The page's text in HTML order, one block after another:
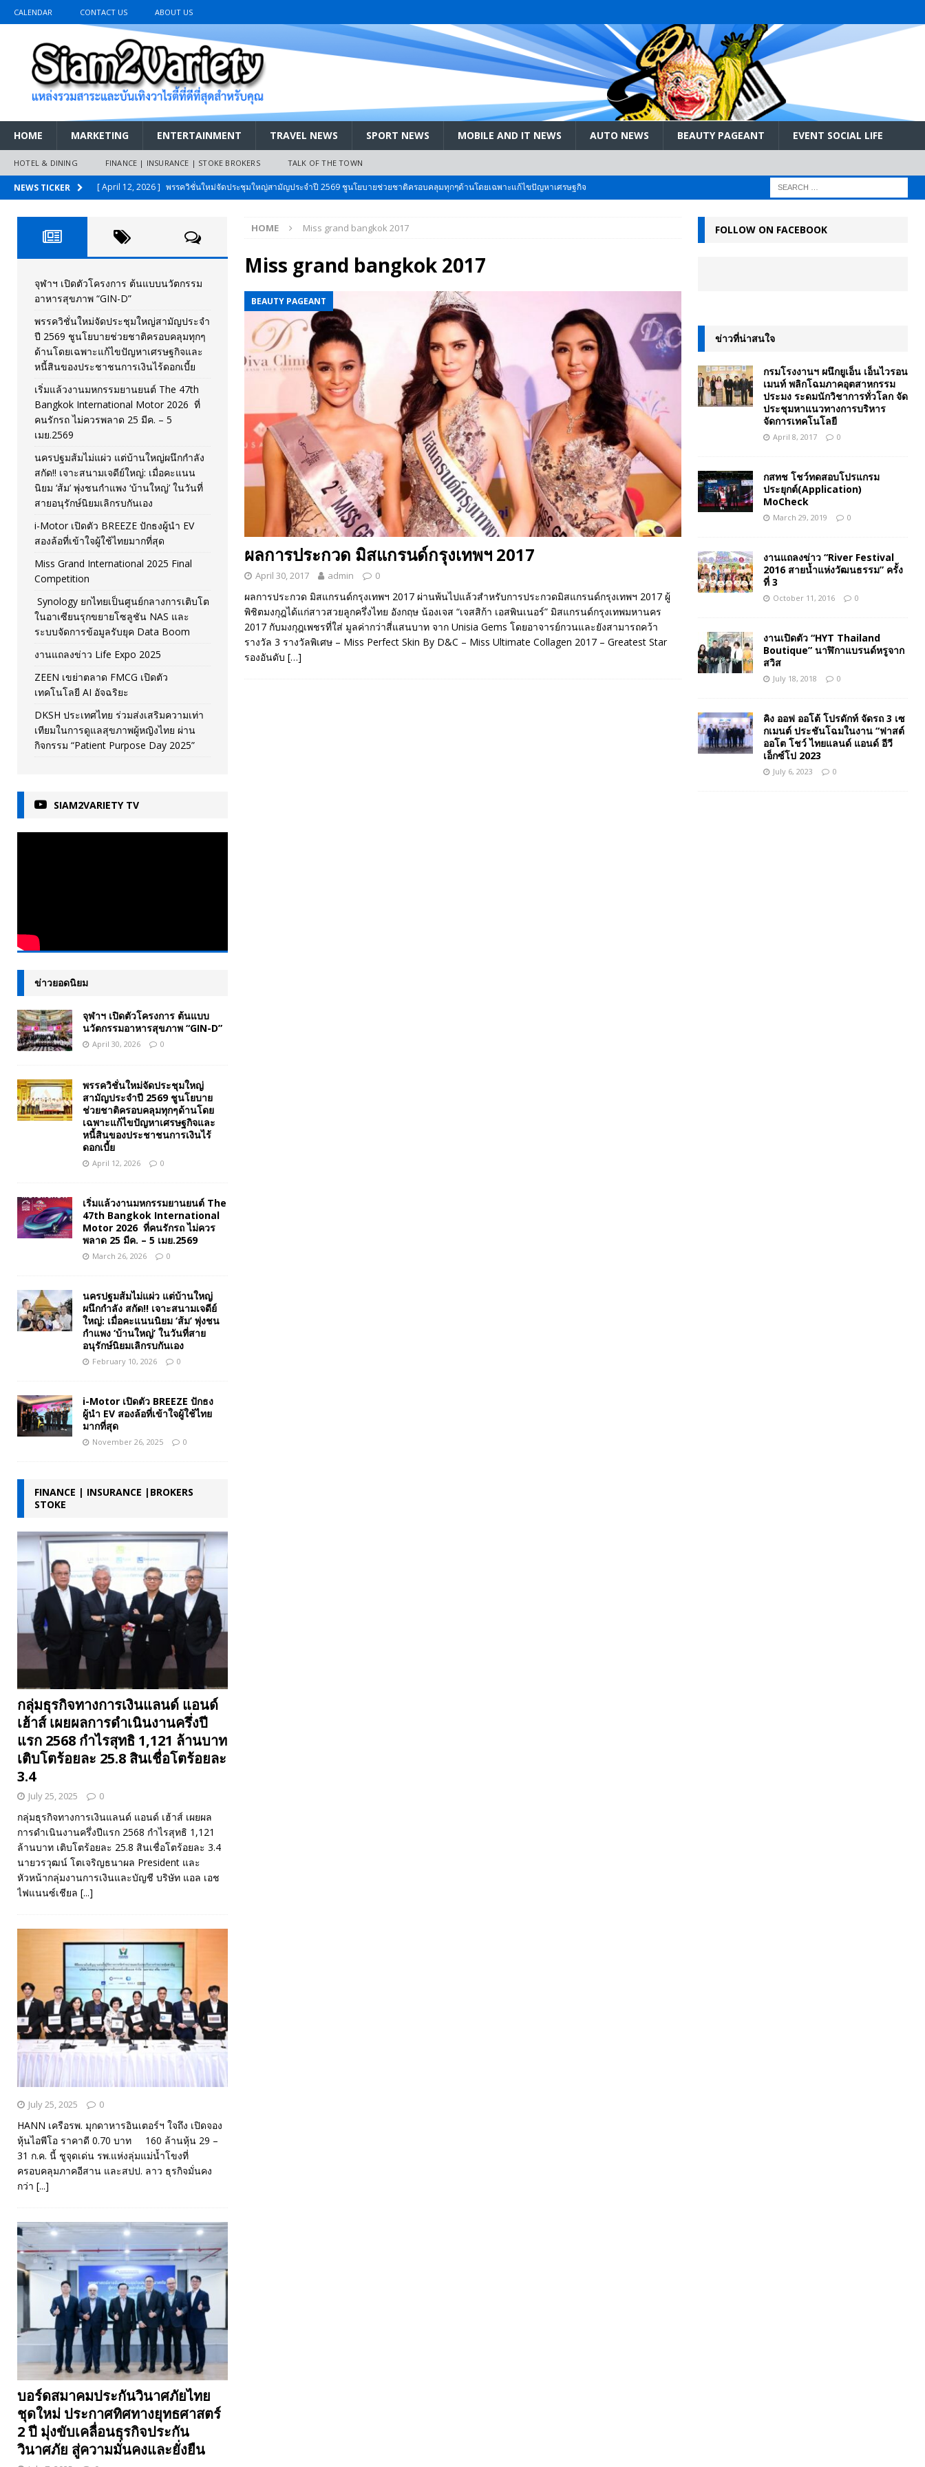
CALENDAR CONTACT US ABOUT US
HOME MARKETING ENTERTAINMENT TRAVEL NEWS SPORT NEWS MOBILE AND IT NEWS AUTO NEWS BEAUTY PAGEANT EVENT SOCIAL LIFE
HOTEL & DINING FINANCE | INSURANCE | STOKE BROKERS TALK OF THE TOWN
NEWS TICKER [ April 12, 2026 ] พรรควิชั่นใหม่จัดประชุมใหญ่สามัญประจำปี 2569 ชูนโยบายช่วยชาติครอบคลุมทุกๆด้านโดยเฉพาะแก้ไขปัญหาเศรษฐกิจ
[ March 26, 2026 ]
เริ่มแล้วงานมหกรรมยานยนต์ The 47th Bangkok International Motor 2026 ที่คนรักรถ ไม่ควรพลาด 25 มีค. – 5
เมย.2569
AUTO NEWS
[ February 10, 2026 ] นครปฐมส้มไม่แผ่ว แต่บ้านใหญ่ผนึกกำลัง สกัด!! เจาะสนามเจดีย์ใหญ่: เมื่อคะแนนนิยม ‘ส้ม’ พุ่งชนกำแพง ‘บ้านใหญ่’ ใน
วันที่สายอนุรักษ์นิยมเลิกรบกันเอง
PR NEWS
[ November 26, 2025 ] i-Motor เปิดตัว BREEZE ปักธงผู้นำ EV สองล้อที่เข้าใจผู้ใช้ไทยมากที่สุด
AUTO NEWS
[ April 30, 2026 ] จุฬาฯ เปิดตัวโครงการ ต้นแบบนวัตกรรมอาหารสุขภาพ “GIN-D” EVENT SOCIAL LIFE
HOME Miss grand bangkok 2017
Miss grand bangkok 2017
BEAUTY PAGEANT
ผลการประกวด มิสแกรนด์กรุงเทพฯ 2017
April 30, 2017 admin 0
ผลการประกวด มิสแกรนด์กรุงเทพฯ 2017 ผ่านพ้นไปแล้วสำหรับการประกวดมิสแกรนด์กรุงเทพฯ 2017 ผู้
พิชิตมงกุฎได้แก่สาวสวยลูกครึ่งไทย อังกฤษ น้องเจส “เจสสิก้า เอสพินเนอร์” มิสแกรนด์กรุงเทพมหานคร
2017 กับมงกุฎเพชรที่ใส่ มูลค่ากว่าสี่แสนบาท จาก Unisia Gems โดยอาจารย์กวนและยังสามารถคว้า
รางวัล 3 รางวัลพิเศษ – Miss Perfect Skin By D&C – Miss Ultimate Collagen 2017 – Greatest Star
รองอันดับ […]
จุฬาฯ เปิดตัวโครงการ ต้นแบบนวัตกรรม
อาหารสุขภาพ “GIN-D”
พรรควิชั่นใหม่จัดประชุมใหญ่สามัญประจำ
ปี 2569 ชูนโยบายช่วยชาติครอบคลุมทุกๆ
ด้านโดยเฉพาะแก้ไขปัญหาเศรษฐกิจและ
หนี้สินของประชาชนการเงินไร้ดอกเบี้ย
เริ่มแล้วงานมหกรรมยานยนต์ The 47th
Bangkok International Motor 2026 ที่
คนรักรถ ไม่ควรพลาด 25 มีค. – 5
เมย.2569
นครปฐมส้มไม่แผ่ว แต่บ้านใหญ่ผนึกกำลัง
สกัด!! เจาะสนามเจดีย์ใหญ่: เมื่อคะแนน
นิยม ‘ส้ม’ พุ่งชนกำแพง ‘บ้านใหญ่’ ในวันที่
สายอนุรักษ์นิยมเลิกรบกันเอง
i-Motor เปิดตัว BREEZE ปักธงผู้นำ EV
สองล้อที่เข้าใจผู้ใช้ไทยมากที่สุด
Miss Grand International 2025 Final
Competition
Synology ยกไทยเป็นศูนย์กลางการเติบโต
ในอาเซียนรุกขยายโซลูชัน NAS และ
ระบบจัดการข้อมูลรับยุค Data Boom
งานแถลงข่าว Life Expo 2025
ZEEN เขย่าตลาด FMCG เปิดตัว
เทคโนโลยี AI อัจฉริยะ
DKSH ประเทศไทย ร่วมส่งเสริมความเท่า
เทียมในการดูแลสุขภาพผู้หญิงไทย ผ่าน
กิจกรรม “Patient Purpose Day 2025”
SIAM2VARIETY TV
ข่าวยอดนิยม
จุฬาฯ เปิดตัวโครงการ ต้นแบบ
นวัตกรรมอาหารสุขภาพ “GIN-D”
April 30, 2026 0
พรรควิชั่นใหม่จัดประชุมใหญ่
สามัญประจำปี 2569 ชูนโยบาย
ช่วยชาติครอบคลุมทุกๆด้านโดย
เฉพาะแก้ไขปัญหาเศรษฐกิจและ
หนี้สินของประชาชนการเงินไร้
ดอกเบี้ย
April 12, 2026 0
เริ่มแล้วงานมหกรรมยานยนต์ The
47th Bangkok International
Motor 2026 ที่คนรักรถ ไม่ควร
พลาด 25 มีค. – 5 เมย.2569
March 26, 2026 0
นครปฐมส้มไม่แผ่ว แต่บ้านใหญ่
ผนึกกำลัง สกัด!! เจาะสนามเจดีย์
ใหญ่: เมื่อคะแนนนิยม ‘ส้ม’ พุ่งชน
กำแพง ‘บ้านใหญ่’ ในวันที่สาย
อนุรักษ์นิยมเลิกรบกันเอง
February 10, 2026 0
i-Motor เปิดตัว BREEZE ปักธง
ผู้นำ EV สองล้อที่เข้าใจผู้ใช้ไทย
มากที่สุด
November 26, 2025 0
FINANCE | INSURANCE |BROKERS
STOKE
กลุ่มธุรกิจทางการเงินแลนด์ แอนด์
เฮ้าส์ เผยผลการดำเนินงานครึ่งปี
แรก 2568 กำไรสุทธิ 1,121 ล้านบาท
เติบโตร้อยละ 25.8 สินเชื่อโตร้อยละ
3.4
July 25, 2025 0
กลุ่มธุรกิจทางการเงินแลนด์ แอนด์ เฮ้าส์ เผยผล
การดำเนินงานครึ่งปีแรก 2568 กำไรสุทธิ 1,121
ล้านบาท เติบโตร้อยละ 25.8 สินเชื่อโตร้อยละ 3.4
นายวรวุฒน์ โตเจริญธนาผล President และ
หัวหน้ากลุ่มงานการเงินและบัญชี บริษัท แอล เอช
ไฟแนนซ์เชียล [...]
July 25, 2025 0
HANN เครือรพ. มุกดาหารอินเตอร์ฯ ใจถึง เปิดจอง
หุ้นไอพีโอ ราคาดี 0.70 บาท 160 ล้านหุ้น 29 –
31 ก.ค. นี้ ชูจุดเด่น รพ.แห่งลุ่มแม่น้ำโขงที่
ครอบคลุมภาคอีสาน และสปป. ลาว ธุรกิจมั่นคง
กว่า [...]
บอร์ดสมาคมประกันวินาศภัยไทย
ชุดใหม่ ประกาศทิศทางยุทธศาสตร์
2 ปี มุ่งขับเคลื่อนธุรกิจประกัน
วินาศภัย สู่ความมั่นคงและยั่งยืน
FOLLOW ON FACEBOOK
ข่าวที่น่าสนใจ
กรมโรงงานฯ ผนึกยูเอ็น เอ็นไวรอน
เมนท์ พลิกโฉมภาคอุตสาหกรรม
ประมง ระดมนักวิชาการทั่วโลก จัด
ประชุมหาแนวทางการบริหาร
จัดการเทคโนโลยี
April 8, 2017 0
กสทช โชว์ทดสอบโปรแกรม
ประยุกต์(Application)
MoCheck
March 29, 2019 0
งานแถลงข่าว “River Festival
2016 สายน้ำแห่งวัฒนธรรม” ครั้ง
ที่ 3
October 11, 2016 0
งานเปิดตัว “HYT Thailand
Boutique” นาฬิกาแบรนด์หรูจาก
สวิส
July 18, 2018 0
คิง ออฟ ออโต้ โปรดักท์ จัดรถ 3 เซ
กเมนต์ ประชันโฉมในงาน “ฟาสต์
ออโต โชว์ ไทยแลนด์ แอนด์ อีวี
เอ็กซ์โป 2023
July 6, 2023 0